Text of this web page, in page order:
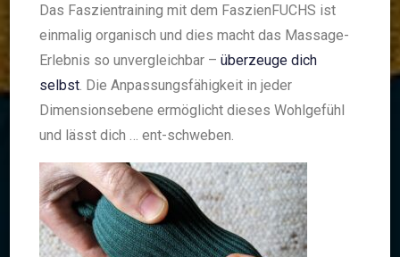
Das Faszientraining mit dem FaszienFUCHS ist
einmalig organisch und dies macht das Massage-
Erlebnis so unvergleichbar – überzeuge dich
selbst. Die Anpassungsfähigkeit in jeder
Dimensionsebene ermöglicht dieses Wohlgefühl
und lässt dich … ent-schweben.